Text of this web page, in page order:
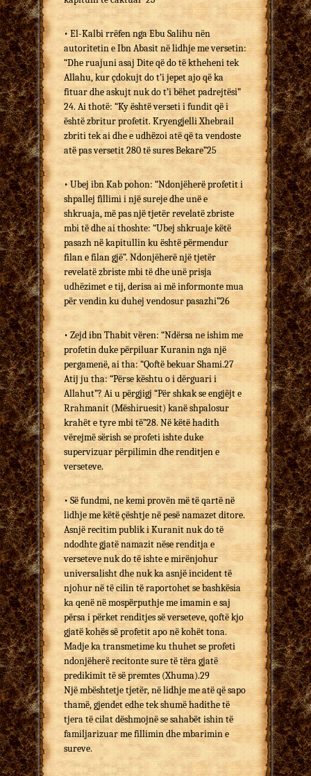
• El-Kalbi rrëfen nga Ebu Salihu nën
autoritetin e Ibn Abasit në lidhje me versetin:
“Dhe ruajuni asaj Dite që do të ktheheni tek
Allahu, kur çdokujt do t’i jepet ajo që ka
fituar dhe askujt nuk do t’i bëhet padrejtësi”
24. Ai thotë: “Ky është verseti i fundit që i
është zbritur profetit. Kryengjelli Xhebrail
zbriti tek ai dhe e udhëzoi atë që ta vendoste
atë pas versetit 280 të sures Bekare”25
• Ubej ibn Kab pohon: “Ndonjëherë profetit i
shpallej fillimi i një sureje dhe unë e
shkruaja, më pas një tjetër revelatë zbriste
mbi të dhe ai thoshte: “Ubej shkruaje këtë
pasazh në kapitullin ku është përmendur
filan e filan gjë”. Ndonjëherë një tjetër
revelatë zbriste mbi të dhe unë prisja
udhëzimet e tij, derisa ai më informonte mua
për vendin ku duhej vendosur pasazhi”26
• Zejd ibn Thabit vëren: “Ndërsa ne ishim me
profetin duke përpiluar Kuranin nga një
pergamenë, ai tha: “Qoftë bekuar Shami.27
Atij ju tha: “Përse kështu o i dërguari i
Allahut”? Ai u përgjigj “Për shkak se engjëjt e
Rrahmanit (Mëshiruesit) kanë shpalosur
krahët e tyre mbi të”28. Në këtë hadith
vërejmë sërish se profeti ishte duke
supervizuar përpilimin dhe renditjen e
verseteve.
• Së fundmi, ne kemi provën më të qartë në
lidhje me këtë çështje në pesë namazet ditore.
Asnjë recitim publik i Kuranit nuk do të
ndodhte gjatë namazit nëse renditja e
verseteve nuk do të ishte e mirënjohur
universalisht dhe nuk ka asnjë incident të
njohur në të cilin të raportohet se bashkësia
ka qenë në mospërputhje me imamin e saj
përsa i përket renditjes së verseteve, qoftë kjo
gjatë kohës së profetit apo në kohët tona.
Madje ka transmetime ku thuhet se profeti
ndonjëherë recitonte sure të tëra gjatë
predikimit të së premtes (Xhuma).29
Një mbështetje tjetër, në lidhje me atë që sapo
thamë, gjendet edhe tek shumë hadithe të
tjera të cilat dëshmojnë se sahabët ishin të
familjarizuar me fillimin dhe mbarimin e
sureve.